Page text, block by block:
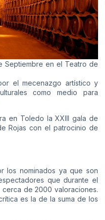
Septiembre en el Teatro de
el mecenazgo artístico y
como medio para
en Toledo la XXIII gala de
Rojas con el patrocinio de
los nominados ya que son
que durante el
de 2000 valoraciones.
es la de la suma de los